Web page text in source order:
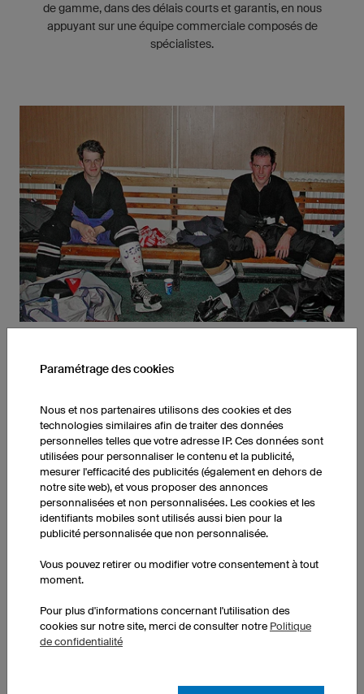
de gamme, dans des délais courts et garantis, en nous
appuyant sur une équipe commerciale composés de
spécialistes.
HISTORIQUE
très vite... Nous disposons aujourd'hui de plus de 15000 m² de
bureaux et d’ateliers et nos produits sont commercialisés dans
167 pays, ce qui ne nous empêche pas de continuer à pratiquer
des activités sportives ensemble ou de nous retrouver autour
d’un verre après le travail.
Paramétrage des cookies
Nous et nos partenaires utilisons des cookies et des
technologies similaires afin de traiter des données
personnelles telles que votre adresse IP. Ces données sont
utilisées pour personnaliser le contenu et la publicité,
mesurer l'efficacité des publicités (également en dehors de
notre site web), et vous proposer des annonces
personnalisées et non personnalisées. Les cookies et les
identifiants mobiles sont utilisés aussi bien pour la
publicité personnalisée que non personnalisée.
Vous pouvez retirer ou modifier votre consentement à tout
moment.
Pour plus d'informations concernant l'utilisation des
cookies sur notre site, merci de consulter notre Politique
de confidentialité